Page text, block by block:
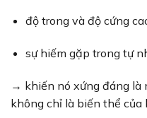
độ trong và độ cứng
sự hiếm gặp trong tự
→ khiến nó xứng đáng là
không chỉ là biến thể của